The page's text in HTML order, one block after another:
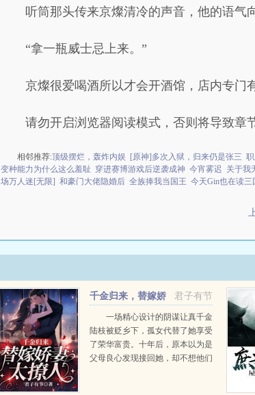
听筒那头传来京燦清冷的声音，他的语气
“拿一瓶威士忌上来。”
京燦很爱喝酒所以才会开酒馆，店内专门
请勿开启浏览器阅读模式，否则将导致章
相邻推荐:顶级摆烂，轰炸内娱 [原神]多次入狱，归来仍是张三
变种能力为什么这么羞耻 穿进赛博游戏后逆袭成神 今宵雾迟 关于我
场万人迷[无限] 和豪门大佬隐婚后 全族捧我当国王 今天Gin也在读三
君子有节
千金归来，替嫁娇
妻太撩人
一场精心设计的阴谋让真千金
陆枝被贬乡下，孤女代替了她享受
了荣华富贵。十年后，原本以为是
父母良心发现接回她，却不想他们